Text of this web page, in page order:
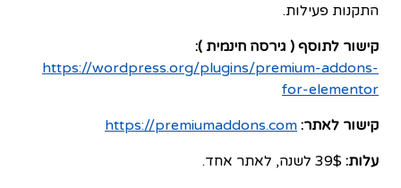
התקנות פעילות.
קישור לתוסף ( גירסה חינמית ):
https://wordpress.org/plugins/premium-addons-
for-elementor
קישור לאתר: https://premiumaddons.com
עלות: